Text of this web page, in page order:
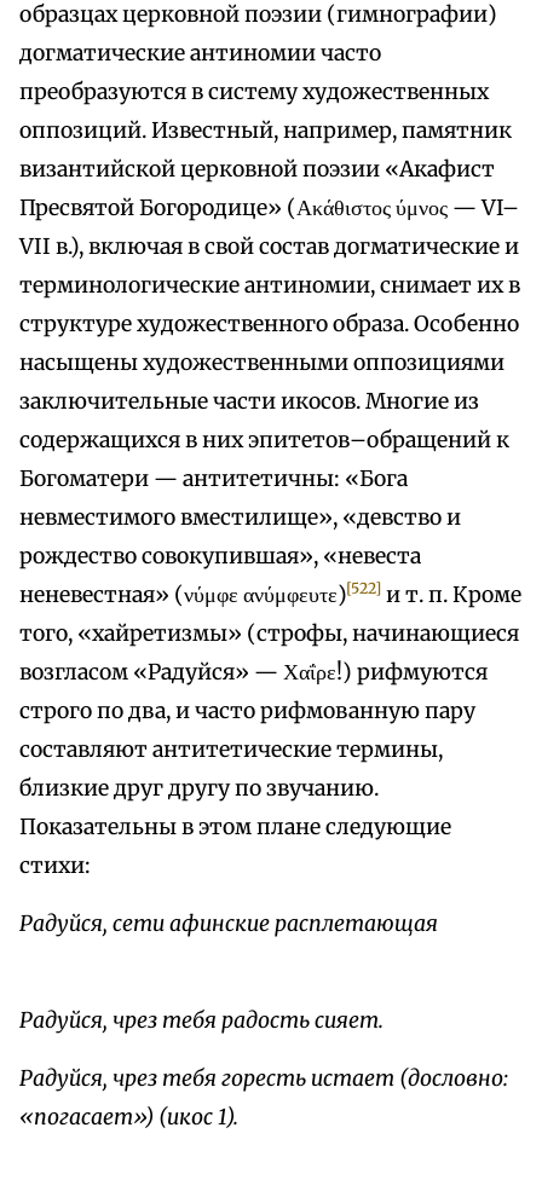
образцах церковной поэзии (гимнографии)
догматические антиномии часто
преобразуются в систему художественных
оппозиций. Известный, например, памятник
византийской церковной поэзии «Акафист
Пресвятой Богородице» (Ακάθιστος ύμνος — VI–
VII в.), включая в свой состав догматические и
терминологические антиномии, снимает их в
структуре художественного образа. Особенно
насыщены художественными оппозициями
заключительные части икосов. Многие из
содержащихся в них эпитетов–обращений к
Богоматери — антитетичны: «Бога
невместимого вместилище», «девство и
рождество совокупившая», «невеста
неневестная» (νύμφε ανύμφευτε)[522] и т. п. Кроме
того, «хайретизмы» (строфы, начинающиеся
возгласом «Радуйся» — Χαΐρε!) рифмуются
строго по два, и часто рифмованную пару
составляют антитетические термины,
близкие друг другу по звучанию.
Показательны в этом плане следующие
стихи:
Радуйся, сети афинские расплетающая
Радуйся, чрез тебя радость сияет.
Радуйся, чрез тебя горесть истает (дословно:
«погасает») (икос 1).